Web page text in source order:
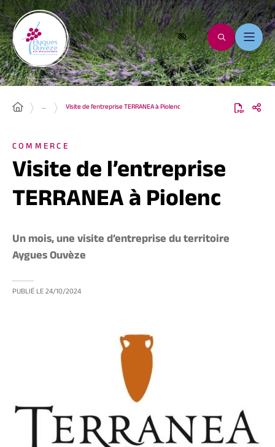
… Visite de l’entreprise TERRANEA à Piolenc
COMMERCE
Visite de l’entreprise
TERRANEA à Piolenc
Un mois, une visite d’entreprise du territoire
Aygues Ouvèze
PUBLIÉ LE24/10/2024